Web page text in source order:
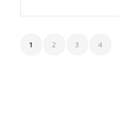
1 2 3 4